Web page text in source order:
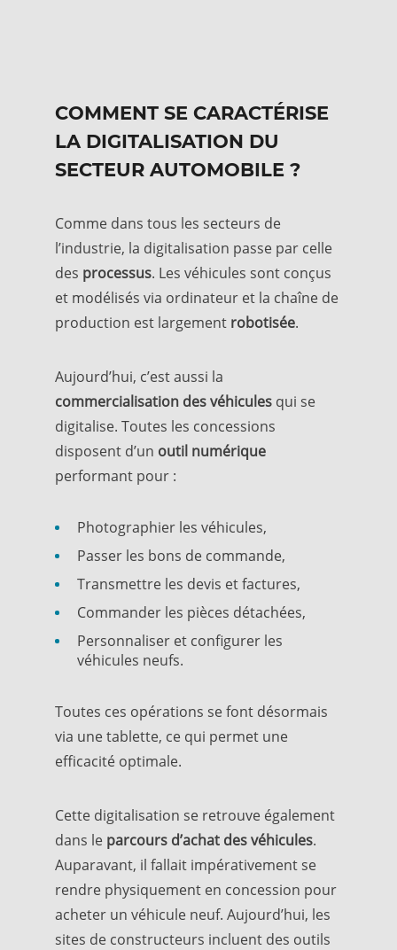
COMMENT SE CARACTÉRISE
LA DIGITALISATION DU
SECTEUR AUTOMOBILE ?
Comme dans tous les secteurs de
l’industrie, la digitalisation passe par celle
des processus. Les véhicules sont conçus
et modélisés via ordinateur et la chaîne de
production est largement robotisée.
Aujourd’hui, c’est aussi la
commercialisation des véhicules qui se
digitalise. Toutes les concessions
disposent d’un outil numérique
performant pour :
Photographier les véhicules,
Passer les bons de commande,
Transmettre les devis et factures,
Commander les pièces détachées,
Personnaliser et configurer les
véhicules neufs.
Toutes ces opérations se font désormais
via une tablette, ce qui permet une
efficacité optimale.
Cette digitalisation se retrouve également
dans le parcours d’achat des véhicules.
Auparavant, il fallait impérativement se
rendre physiquement en concession pour
acheter un véhicule neuf. Aujourd’hui, les
sites de constructeurs incluent des outils